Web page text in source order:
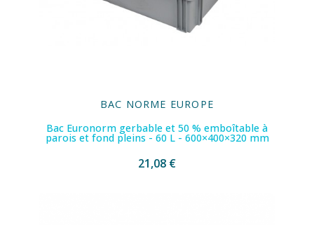
BAC NORME EUROPE
Bac Euronorm gerbable et 50 % emboîtable à
parois et fond pleins - 60 L - 600×400×320 mm
21,08 €